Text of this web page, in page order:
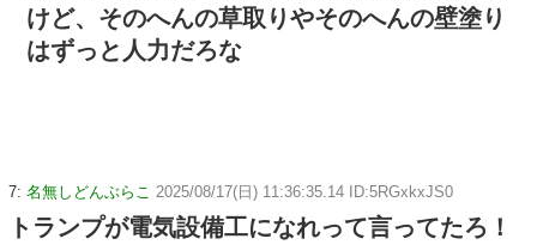
けど、そのへんの草取りやそのへんの壁塗り
はずっと人力だろな
7: 名無しどんぶらこ 2025/08/17(日) 11:36:35.14 ID:5RGxkxJS0
トランプが電気設備工になれって言ってたろ！